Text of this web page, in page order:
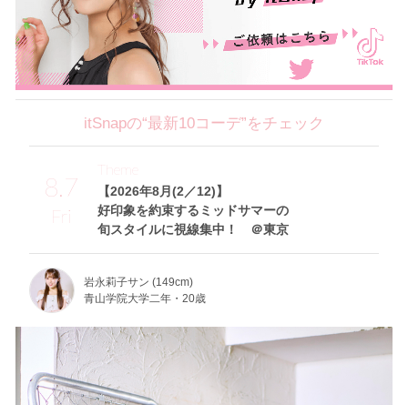
itSnapの“最新10コーデ”をチェック
8.7
Fri
【2026年8月(2／12)】
好印象を約束するミッドサマーの
旬スタイルに視線集中！ ＠東京
Theme
岩永莉子サン (149cm)
青山学院大学二年・20歳